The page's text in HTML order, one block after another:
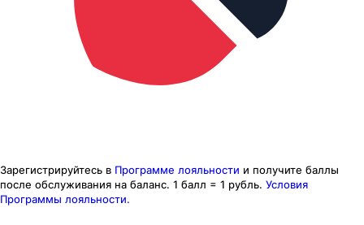
Зарегистрируйтесь в Программе лояльности и получите баллы
после обслуживания на баланс. 1 балл = 1 рубль. Условия
Программы лояльности.